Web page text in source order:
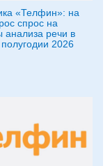
«Телфин»: на
спрос на
анализа речи в
2026